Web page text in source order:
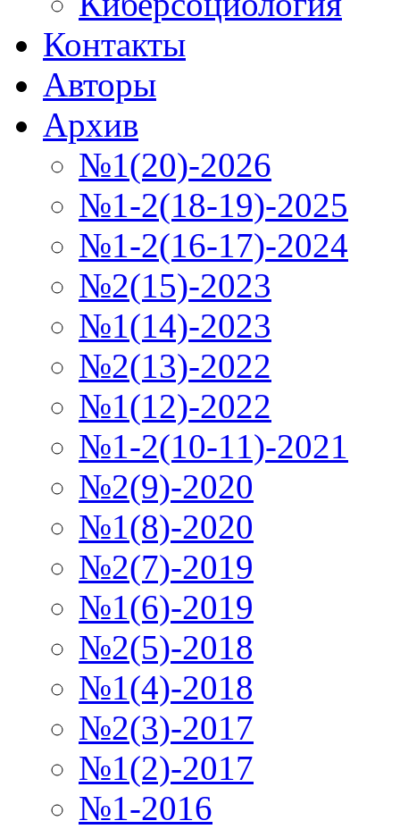
Контакты
Авторы
Архив
№1(20)-2026
№1-2(18-19)-2025
№1-2(16-17)-2024
№2(15)-2023
№1(14)-2023
№2(13)-2022
№1(12)-2022
№1-2(10-11)-2021
№2(9)-2020
№1(8)-2020
№2(7)-2019
№1(6)-2019
№2(5)-2018
№1(4)-2018
№2(3)-2017
№1(2)-2017
№1-2016